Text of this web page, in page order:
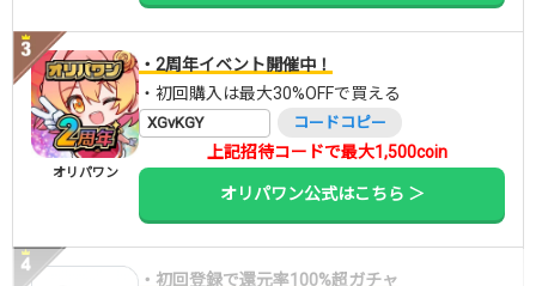
オリパワン
・2周年イベント開催中！
・初回購入は最大30%OFFで買える
XGvKGY コードコピー
上記招待コードで最大1,500coin
オリパワン公式はこちら ＞
・初回登録で還元率100%超ガチャ